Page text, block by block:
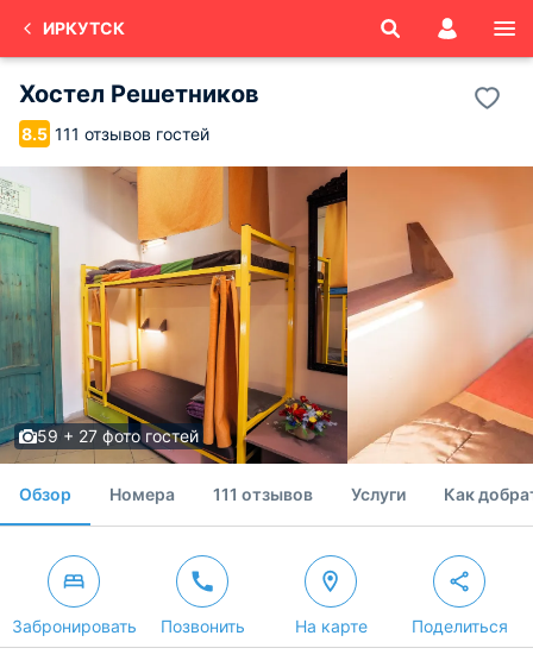
ИРКУТСК
Хостел Решетников
8.5 111 отзывов гостей
59 + 27 фото гостей
Обзор Номера 111 отзывов Услуги Как
Забронировать Позвонить На карте Поделиться